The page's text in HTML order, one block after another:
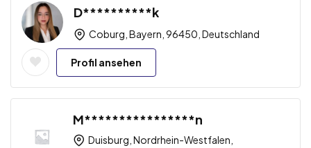
D**********k
Coburg, Bayern, 96450, Deutschland
Profil ansehen
M****************n
Duisburg, Nordrhein-Westfalen,